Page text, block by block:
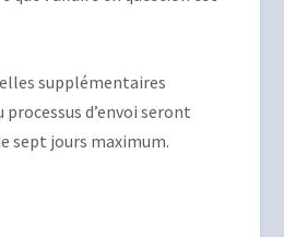
supplémentaires
d’envoi seront
sept jours maximum.